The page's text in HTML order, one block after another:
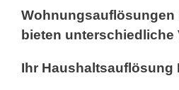
Wohnungsauflösungen
bieten unterschiedliche
Ihr Haushaltsauflösung